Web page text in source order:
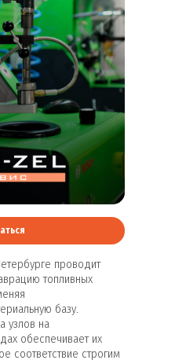
проводит
топливных
базу.
узлов на
обеспечивает их
соответствие строгим